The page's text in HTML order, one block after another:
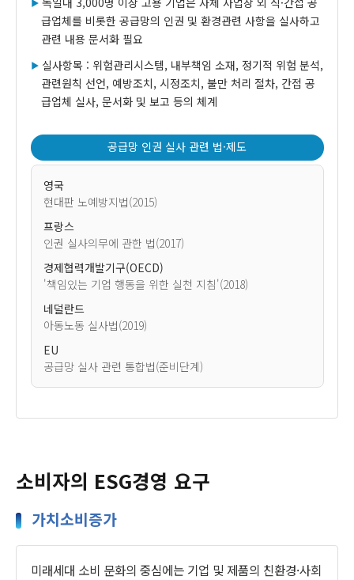
급업체를 비롯한 공급망의 인권 및 환경관련 사항을 실사하고
관련 내용 문서화 필요
실사항목 : 위험관리시스템, 내부책임 소재, 정기적 위험 분석,
관련원칙 선언, 예방조치, 시정조치, 불만 처리 절차, 간접 공
급업체 실사, 문서화 및 보고 등의 체계
공급망 인권 실사 관련 법·제도
영국
현대판 노예방지법(2015)
프랑스
인권 실사의무에 관한 법(2017)
경제협력개발기구(OECD)
'책임있는 기업 행동을 위한 실천 지침'(2018)
네덜란드
아동노동 실사법(2019)
EU
공급망 실사 관련 통합법(준비단계)
소비자의 ESG경영 요구
가치소비증가
미래세대 소비 문화의 중심에는 기업 및 제품의 친환경·사회